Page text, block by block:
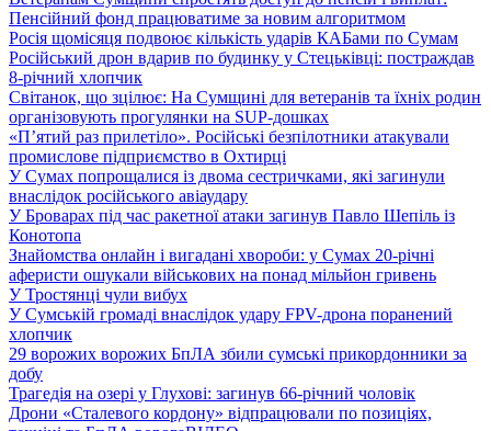
Пенсійний фонд працюватиме за новим алгоритмом
Росія щомісяця подвоює кількість ударів КАБами по Сумам
Російський дрон вдарив по будинку у Стецьківці: постраждав
8-річний хлопчик
Світанок, що зцілює: На Сумщині для ветеранів та їхніх родин
організовують прогулянки на SUP-дошках
«П’ятий раз прилетіло». Російські безпілотники атакували
промислове підприємство в Охтирці
У Сумах попрощалися із двома сестричками, які загинули
внаслідок російського авіаудару
У Броварах під час ракетної атаки загинув Павло Шепіль із
Конотопа
Знайомства онлайн і вигадані хвороби: у Сумах 20-річні
аферисти ошукали військових на понад мільйон гривень
У Тростянці чули вибух
У Сумській громаді внаслідок удару FPV-дрона поранений
хлопчик
29 ворожих ворожих БпЛА збили сумські прикордонники за
добу
Трагедія на озері у Глухові: загинув 66-річний чоловік
Дрони «Сталевого кордону» відпрацювали по позиціях,